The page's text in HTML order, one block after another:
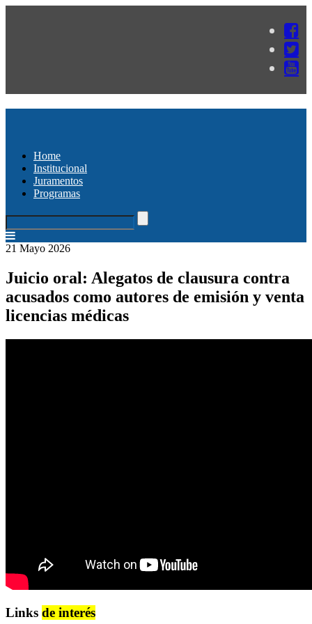
Home
Institucional
Juramentos
Programas
21 Mayo 2026
Juicio oral: Alegatos de clausura contra
acusados como autores de emisión y venta
licencias médicas
Links de interés